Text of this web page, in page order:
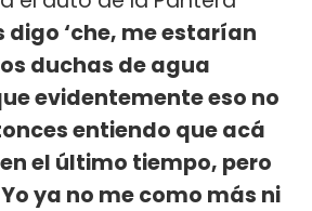
digo ‘che, me estarían
duchas de agua
evidentemente eso no
entiendo que acá
el último tiempo, pero
ya no me como más ni